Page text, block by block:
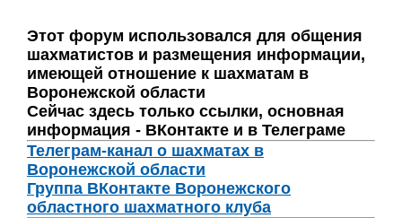
Этот форум использовался для общения
шахматистов и размещения информации,
имеющей отношение к шахматам в
Воронежской области
Сейчас здесь только ссылки, основная
информация - ВКонтакте и в Телеграме
Телеграм-канал о шахматах в
Воронежской области
Группа ВКонтакте Воронежского
областного шахматного клуба